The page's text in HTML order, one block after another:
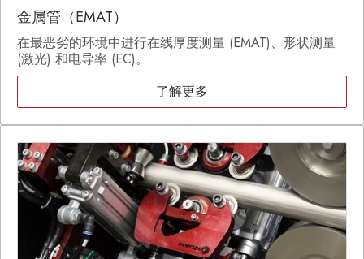
金属管（EMAT）
在最恶劣的环境中进行在线厚度测量 (EMAT)、形状测量
(激光) 和电导率 (EC)。
了解更多